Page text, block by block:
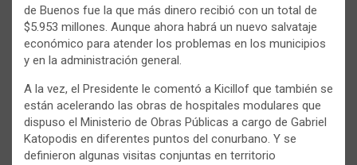
de Buenos fue la que más dinero recibió con un total de
$5.953 millones. Aunque ahora habrá un nuevo salvataje
económico para atender los problemas en los municipios
y en la administración general.
A la vez, el Presidente le comentó a Kicillof que también se
están acelerando las obras de hospitales modulares que
dispuso el Ministerio de Obras Públicas a cargo de Gabriel
Katopodis en diferentes puntos del conurbano. Y se
definieron algunas visitas conjuntas en territorio